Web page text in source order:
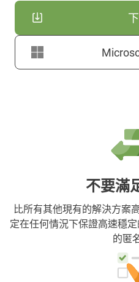
不要滿
比所有其他現有的解決方案
定在任何情況下保證高速穩
的匿